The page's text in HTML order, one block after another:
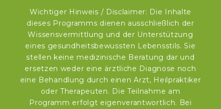
Wichtiger Hinweis / Disclaimer: Die Inhalte
dieses Programms dienen ausschließlich der
Wissensvermittlung und der Unterstützung
eines gesundheitsbewussten Lebensstils. Sie
stellen keine medizinische Beratung dar und
ersetzen weder eine ärztliche Diagnose noch
eine Behandlung durch einen Arzt, Heilpraktiker
oder Therapeuten. Die Teilnahme am
Programm erfolgt eigenverantwortlich. Bei